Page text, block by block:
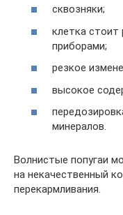
сквозняки;
клетка
приборами;
резкое
высокое
минералов.
Волнистые попугаи
на некачественный
перекармливания.